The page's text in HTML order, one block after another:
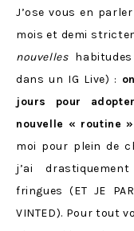
J’ose vous en
mois et demi
nouvelleshabitudes
dans un IG Live) :
jours pour
nouvelle « routine »
moi pour plein de
j’ai
fringues (ET JE
VINTED). Pour tout